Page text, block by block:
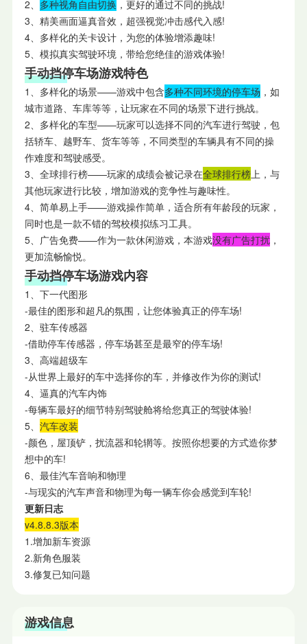
2、 多种视角自由切换 ，更好的通过不同的挑战!
3、精美画面逼真音效，超强视觉冲击感代入感!
4、多样化的关卡设计，为您的体验增添趣味!
5、模拟真实驾驶环境，带给您绝佳的游戏体验!
手动挡停车场游戏特色
1、多样化的场景——游戏中包含多种不同环境的停车场 ，如
城市道路、车库等等，让玩家在不同的场景下进行挑战。
2、多样化的车型——玩家可以选择不同的汽车进行驾驶，包
括轿车、越野车、货车等等，不同类型的车辆具有不同的操
作难度和驾驶感受。
3、全球排行榜——玩家的成绩会被记录在全球排行榜上，与
其他玩家进行比较，增加游戏的竞争性与趣味性。
4、简单易上手——游戏操作简单，适合所有年龄段的玩家，
同时也是一款不错的驾校模拟练习工具。
5、广告免费——作为一款休闲游戏，本游戏没有广告打扰，
更加流畅愉悦。
手动挡停车场游戏内容
1、下一代图形
-最佳的图形和超凡的氛围，让您体验真正的停车场!
2、驻车传感器
-借助停车传感器，停车场甚至是最窄的停车场!
3、高端超级车
-从世界上最好的车中选择你的车，并修改作为你的测试!
4、逼真的汽车内饰
-每辆车最好的细节特别驾驶舱将给您真正的驾驶体验!
5、 汽车改装
-颜色，屋顶铲，扰流器和轮辋等。按照你想要的方式造你梦
想中的车!
6、最佳汽车音响和物理
-与现实的汽车声音和物理为每一辆车你会感觉到车轮!
更新日志
v4.8.8.3版本
1.增加新车资源
2.新角色服装
3.修复已知问题
游戏信息